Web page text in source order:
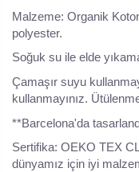
Malzeme: Organik
polyester.
Soğuk su ile elde
Çamaşır suyu
kullanmayınız.
**Barcelona'da
Sertifika: OEKO TEX
dünyamız için iyi